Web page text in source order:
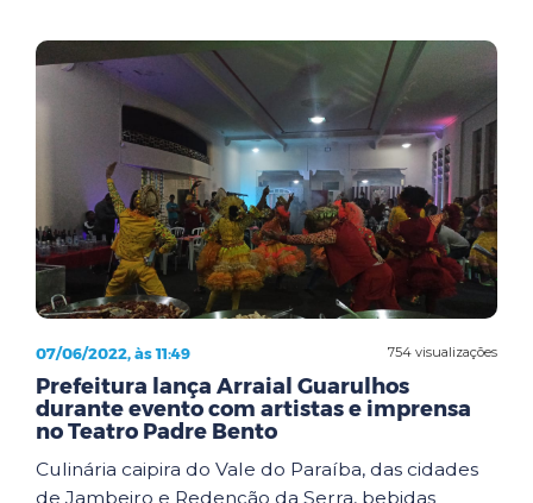
754 visualizações
07/06/2022, às 11:49
Prefeitura lança Arraial Guarulhos
durante evento com artistas e imprensa
no Teatro Padre Bento
Culinária caipira do Vale do Paraíba, das cidades
de Jambeiro e Redenção da Serra, bebidas